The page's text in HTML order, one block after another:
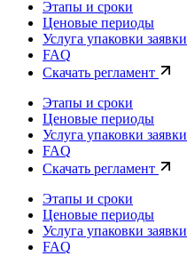
Этапы и сроки
Ценовые периоды
Услуга упаковки заявки
FAQ
Скачать регламент
Этапы и сроки
Ценовые периоды
Услуга упаковки заявки
FAQ
Скачать регламент
Этапы и сроки
Ценовые периоды
Услуга упаковки заявки
FAQ